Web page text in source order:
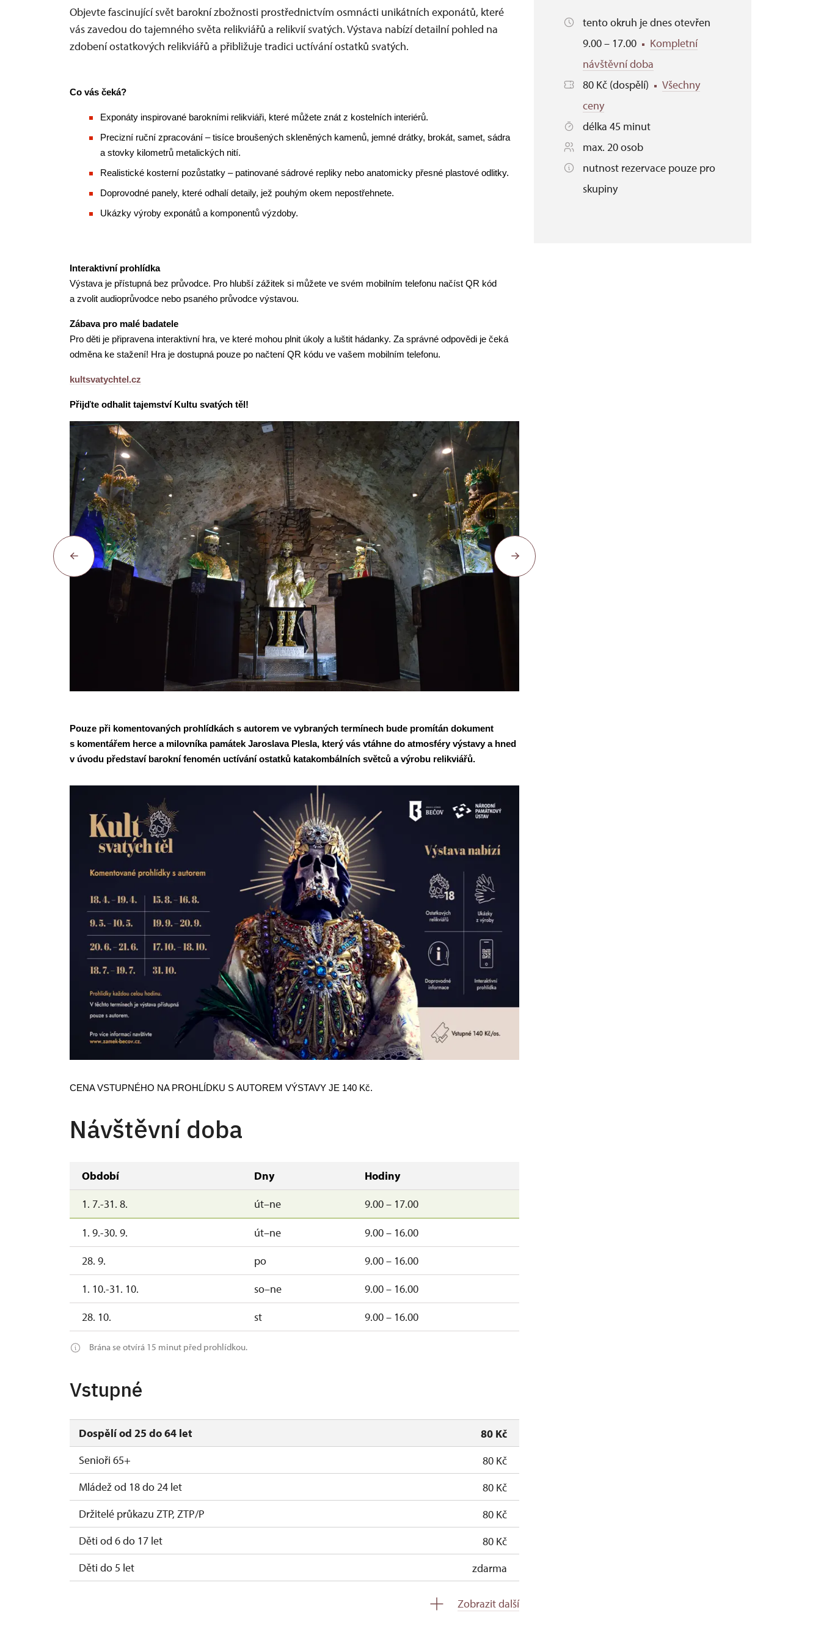
Objevte fascinující svět barokní zbožnosti prostřednictvím osmnácti unikátních exponátů, které
vás zavedou do tajemného světa relikviářů a relikvií svatých. Výstava nabízí detailní pohled na
zdobení ostatkových relikviářů a přibližuje tradici uctívání ostatků svatých.
Co vás čeká?
Exponáty inspirované barokními relikviáři, které můžete znát z kostelních interiérů.
Precizní ruční zpracování – tisíce broušených skleněných kamenů, jemné drátky, brokát, samet, sádra
a stovky kilometrů metalických nití.
Realistické kosterní pozůstatky – patinované sádrové repliky nebo anatomicky přesné plastové odlitky.
Doprovodné panely, které odhalí detaily, jež pouhým okem nepostřehnete.
Ukázky výroby exponátů a komponentů výzdoby.
Interaktivní prohlídka
Výstava je přístupná bez průvodce. Pro hlubší zážitek si můžete ve svém mobilním telefonu načíst QR kód
a zvolit audioprůvodce nebo psaného průvodce výstavou.
Zábava pro malé badatele
Pro děti je připravena interaktivní hra, ve které mohou plnit úkoly a luštit hádanky. Za správné odpovědi je čeká
odměna ke stažení! Hra je dostupná pouze po načtení QR kódu ve vašem mobilním telefonu.
kultsvatychtel.cz
Přijďte odhalit tajemství Kultu svatých těl!
Pouze při komentovaných prohlídkách s autorem ve vybraných termínech bude promítán dokument
s komentářem herce a milovníka památek Jaroslava Plesla, který vás vtáhne do atmosféry výstavy a hned
v úvodu představí barokní fenomén uctívání ostatků katakombálních světců a výrobu relikviářů.
CENA VSTUPNÉHO NA PROHLÍDKU S AUTOREM VÝSTAVY JE 140 Kč.
Návštěvní doba
Období Dny
Hodiny
1. 7.-31. 8.
út–ne 9.00 – 17.00
1. 9.-30. 9. út–ne
9.00 – 16.00
28. 9.
po
9.00 – 16.00
1. 10.-31. 10.
so–ne
9.00 – 16.00
28. 10.
st 9.00 – 16.00
Brána se otvírá 15 minut před prohlídkou.
Vstupné
Dospělí od 25 do 64 let
80 Kč
Senioři 65+
80 Kč
Mládež od 18 do 24 let
80 Kč
Držitelé průkazu ZTP, ZTP/P
80 Kč
Děti od 6 do 17 let
80 Kč
Děti do 5 let
zdarma
Zobrazit další
tento okruh je dnes otevřen
9.00 – 17.00
Kompletní
návštěvní doba
80 Kč (dospělí)
Všechny
ceny
délka 45 minut
max. 20 osob
nutnost rezervace pouze pro
skupiny